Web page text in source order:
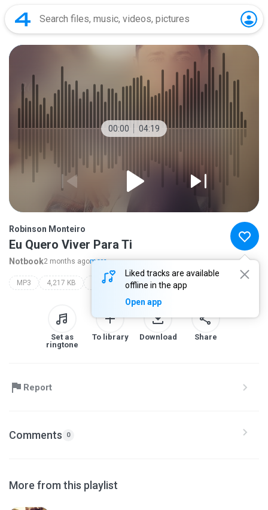
00:00 04:19
Liked tracks are available
offline in the app
Open app
Robinson Monteiro
Eu Quero Viver Para Ti
Notbook2 months agomore...
MP3 4,217 KB Gospel é só crer
Set as
ringtone
To library Download Share
Report
Comments 0
More from this playlist